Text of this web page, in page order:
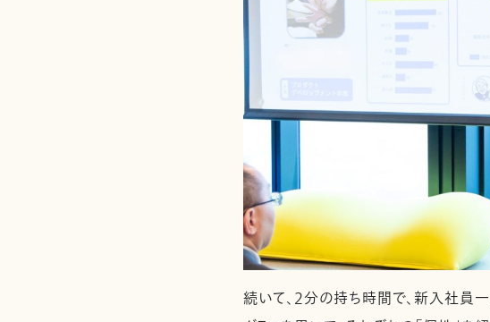
続いて、2分の持ち時間で、新入社員